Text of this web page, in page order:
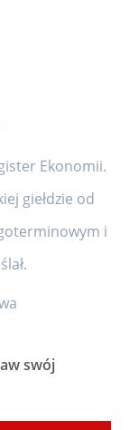
Ekonomii.
giełdzie od
i
swój